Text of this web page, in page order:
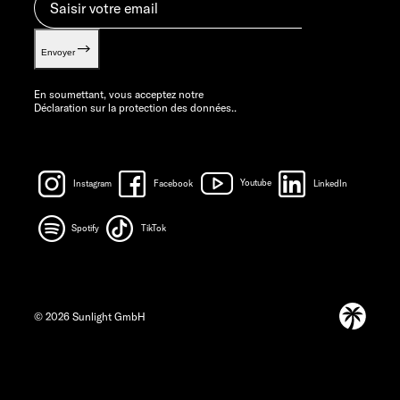
Envoyer
En soumettant, vous acceptez notre
Déclaration sur la protection des données..
Instagram Facebook Youtube LinkedIn
Spotify TikTok
© 2026 Sunlight GmbH